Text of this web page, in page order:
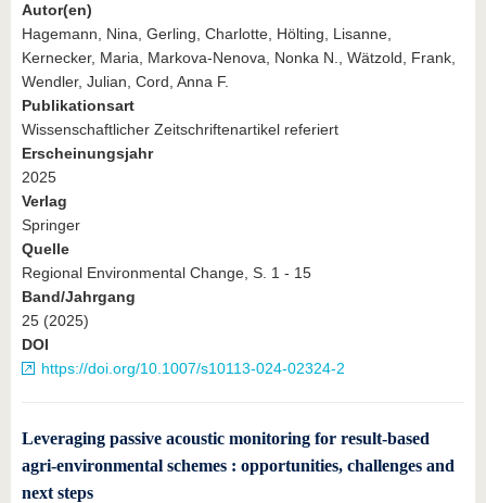
Autor(en)
Hagemann, Nina, Gerling, Charlotte, Hölting, Lisanne,
Kernecker, Maria, Markova-Nenova, Nonka N., Wätzold, Frank,
Wendler, Julian, Cord, Anna F.
Publikationsart
Wissenschaftlicher Zeitschriftenartikel referiert
Erscheinungsjahr
2025
Verlag
Springer
Quelle
Regional Environmental Change, S. 1 - 15
Band/Jahrgang
25 (2025)
DOI
https://doi.org/10.1007/s10113-024-02324-2
Leveraging passive acoustic monitoring for result-based
agri-environmental schemes : opportunities, challenges and
next steps